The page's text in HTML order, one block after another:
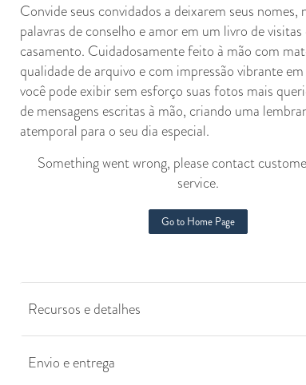
Convide seus convidados a deixarem seus nomes,
palavras de conselho e amor em um livro de visitas
casamento. Cuidadosamente feito à mão com
qualidade de arquivo e com impressão vibrante
você pode exibir sem esforço suas fotos mais
de mensagens escritas à mão, criando uma
atemporal para o seu dia especial.
Something went wrong, please contact
service.
Go to Home Page
Recursos e detalhes
Envio e entrega